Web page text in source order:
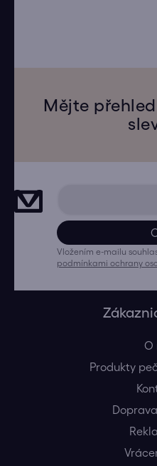
Mějte
Vložením e-mailu
podmínkami ochrany
O
Produkty